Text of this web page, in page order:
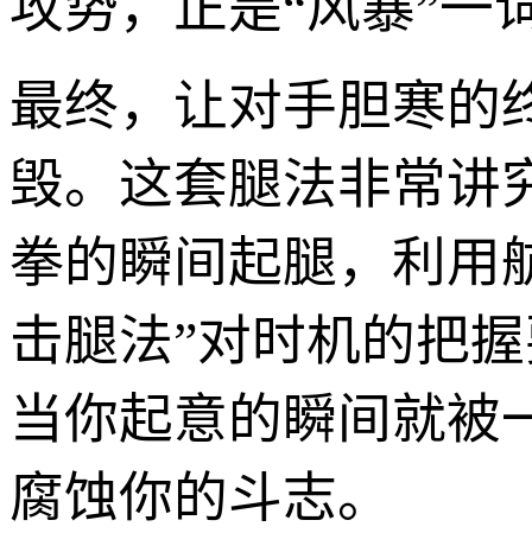
最终，让对手胆寒的
毁。这套腿法非常讲
拳的瞬间起腿，利用
击腿法”对时机的把
当你起意的瞬间就被
腐蚀你的斗志。